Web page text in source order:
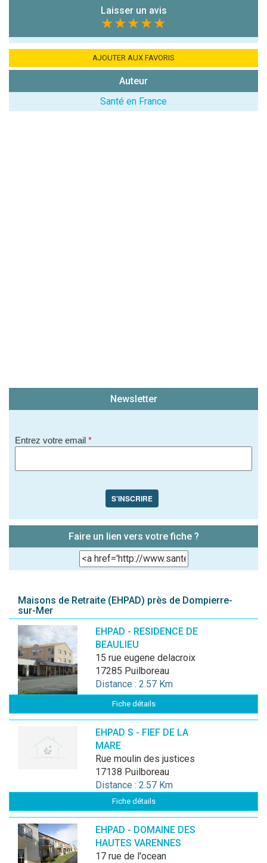
(En cliquant sur 'Valider', j'accepte que mon avis
soit publié sur le site.)
Laisser un avis
★★★★★
AJOUTER AUX FAVORIS
Auteur
Santé en France
Newsletter
Entrez votre email *
S'INSCRIRE
Faire un lien vers votre fiche ?
Maisons de Retraite (EHPAD) près de Dompierre-
sur-Mer
EHPAD - RESIDENCE DE
BEAULIEU
15 rue eugene delacroix
17285 Puilboreau
Distance : 2.57 Km
Fiche détails
EHPAD S - FIEF DE LA
MARE
rue moulin des justices
17138 Puilboreau
Distance : 2.57 Km
Fiche détails
EHPAD - DOMAINE DES
HAUTES VARENNES
17 rue de l'ocean